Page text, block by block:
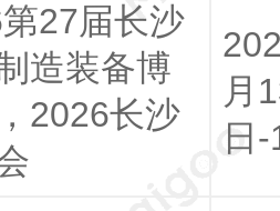
27届长沙
造装备博
2026长沙
月
日